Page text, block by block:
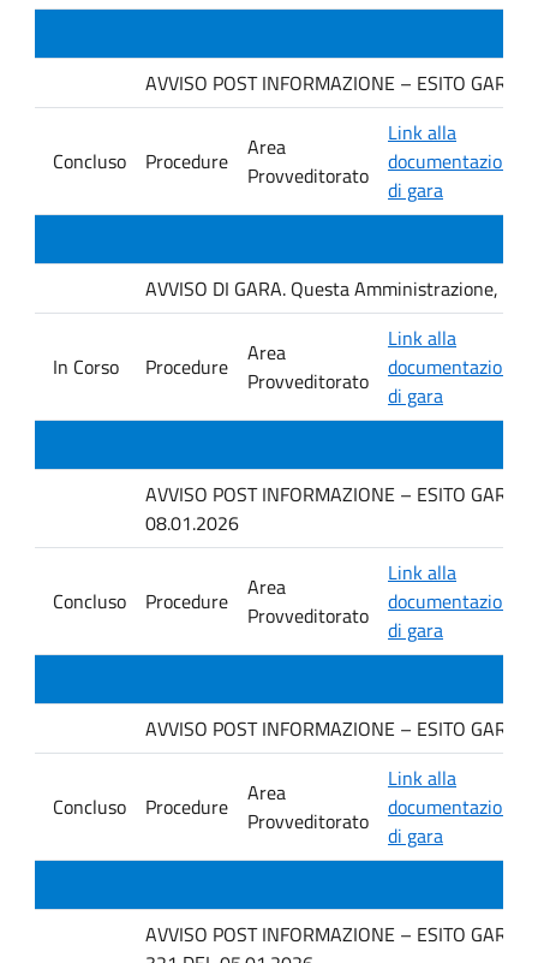
AVVISO POST INFORMAZIONE – ESITO GARA
Concluso Procedure
Area
Provveditorato
Link alla
documentazione
di gara
AVVISO DI GARA. Questa Amministrazione,
In Corso Procedure
Area
Provveditorato
Link alla
documentazione
di gara
AVVISO POST INFORMAZIONE – ESITO GARA
08.01.2026
Concluso Procedure
Area
Provveditorato
Link alla
documentazione
di gara
AVVISO POST INFORMAZIONE – ESITO GARA
Concluso Procedure
Area
Provveditorato
Link alla
documentazione
di gara
AVVISO POST INFORMAZIONE – ESITO GARA